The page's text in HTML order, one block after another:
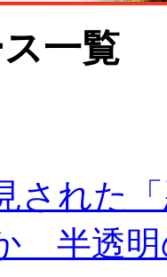
一覧
された
半透明